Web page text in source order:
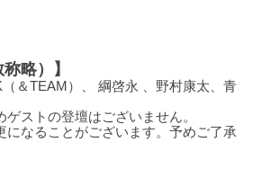
略）】
＆TEAM）、 綱啓永 、野村康太、青
ストの登壇はございません。
なることがございます。予めご了承